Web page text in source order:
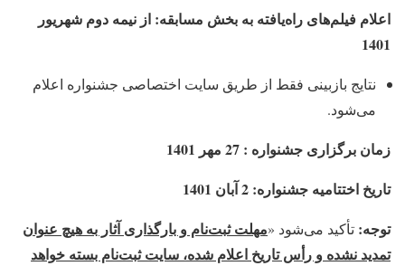
اعلام فیلم‌های راه‌یافته به بخش مسابقه‌: از نیمه دوم شهریور
1401
نتایج بازبینی فقط از طریق سایت اختصاصی جشنواره اعلام
می‌شود.
زمان برگزاری جشنواره : 27 مهر 1401
تاریخ اختتامیه جشنواره: 2 آبان 1401
توجه: تأکید می‌شود «مهلت ثبت‌نام و بارگذاری آثار به هیچ عنوان
تمدید نشده و رأس تاریخ اعلام شده، سایت ثبت‌نام بسته خواهد